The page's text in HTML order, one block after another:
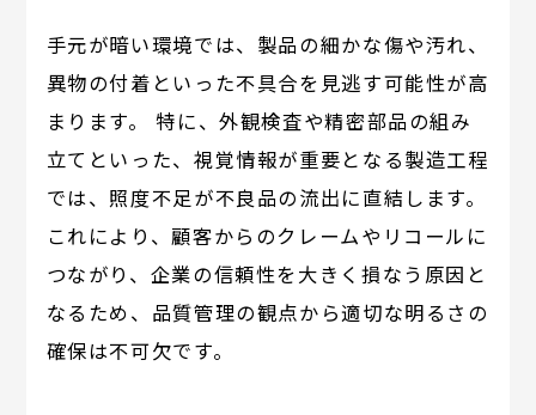
手元が暗い環境では、製品の細かな傷や汚れ、
異物の付着といった不具合を見逃す可能性が高
まります。 特に、外観検査や精密部品の組み
立てといった、視覚情報が重要となる製造工程
では、照度不足が不良品の流出に直結します。
これにより、顧客からのクレームやリコールに
つながり、企業の信頼性を大きく損なう原因と
なるため、品質管理の観点から適切な明るさの
確保は不可欠です。